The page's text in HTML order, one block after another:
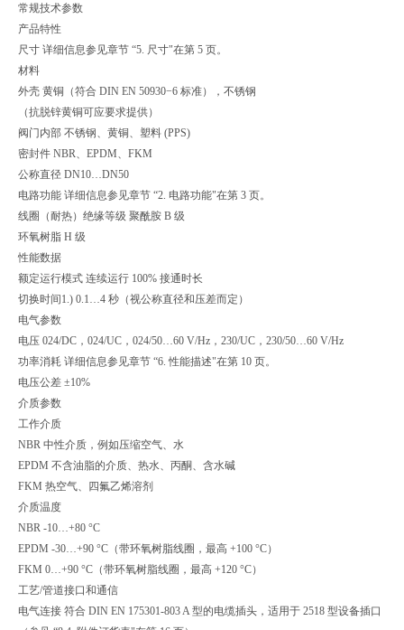
常规技术参数
产品特性
尺寸 详细信息参见章节 “5. 尺寸"在第 5 页。
材料
外壳 黄铜（符合 DIN EN 50930−6 标准），不锈钢
（抗脱锌黄铜可应要求提供）
阀门内部 不锈钢、黄铜、塑料 (PPS)
密封件 NBR、EPDM、FKM
公称直径 DN10…DN50
电路功能 详细信息参见章节 “2. 电路功能"在第 3 页。
线圈（耐热）绝缘等级 聚酰胺 B 级
环氧树脂 H 级
性能数据
额定运行模式 连续运行 100% 接通时长
切换时间1.) 0.1…4 秒（视公称直径和压差而定）
电气参数
电压 024/DC，024/UC，024/50…60 V/Hz，230/UC，230/50…60 V/Hz
功率消耗 详细信息参见章节 “6. 性能描述"在第 10 页。
电压公差 ±10%
介质参数
工作介质
NBR 中性介质，例如压缩空气、水
EPDM 不含油脂的介质、热水、丙酮、含水碱
FKM 热空气、四氟乙烯溶剂
介质温度
NBR -10…+80 °C
EPDM -30…+90 °C（带环氧树脂线圈，最高 +100 °C）
FKM 0…+90 °C（带环氧树脂线圈，最高 +120 °C）
工艺/管道接口和通信
电气连接 符合 DIN EN 175301-803 A 型的电缆插头，适用于 2518 型设备插口